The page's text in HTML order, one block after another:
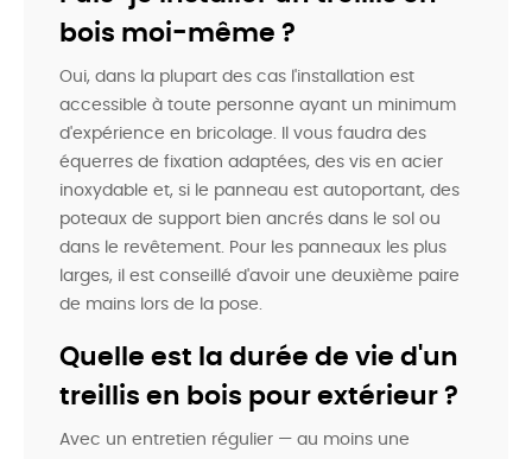
bois moi-même ?
Oui, dans la plupart des cas l'installation est
accessible à toute personne ayant un minimum
d'expérience en bricolage. Il vous faudra des
équerres de fixation adaptées, des vis en acier
inoxydable et, si le panneau est autoportant, des
poteaux de support bien ancrés dans le sol ou
dans le revêtement. Pour les panneaux les plus
larges, il est conseillé d'avoir une deuxième paire
de mains lors de la pose.
Quelle est la durée de vie d'un
treillis en bois pour extérieur ?
Avec un entretien régulier — au moins une